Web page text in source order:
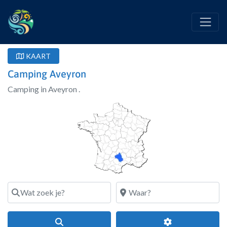
KAART
Camping Aveyron
Camping in Aveyron .
Wat zoek je? Waar?
Geavanceerde